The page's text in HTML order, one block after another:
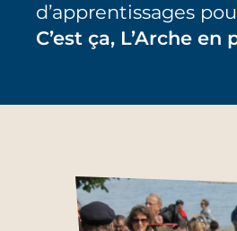
d’apprentissages
C’est ça, L’Arche en